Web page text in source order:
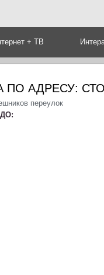
+ ТВ
ПО АДРЕСУ:
переулок